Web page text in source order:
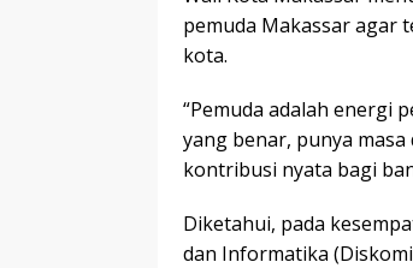
pemuda Makassar agar
kota.
“Pemuda adalah energi
yang benar, punya
kontribusi nyata bagi
Diketahui, pada
dan Informatika